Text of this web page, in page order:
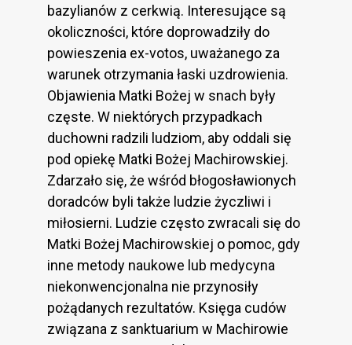
bazylianów z cerkwią. Interesujące są
okoliczności, które doprowadziły do
powieszenia ex-votos, uważanego za
warunek otrzymania łaski uzdrowienia.
Objawienia Matki Bożej w snach były
częste. W niektórych przypadkach
duchowni radzili ludziom, aby oddali się
pod opiekę Matki Bożej Machirowskiej.
Zdarzało się, że wśród błogosławionych
doradców byli także ludzie życzliwi i
miłosierni. Ludzie często zwracali się do
Matki Bożej Machirowskiej o pomoc, gdy
inne metody naukowe lub medycyna
niekonwencjonalna nie przynosiły
pożądanych rezultatów. Księga cudów
związana z sanktuarium w Machirowie